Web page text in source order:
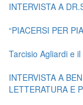
INTERVISTA A
“PIACERSI PER
Tarcisio Agliardi e
INTERVISTA A
LETTERATURA E